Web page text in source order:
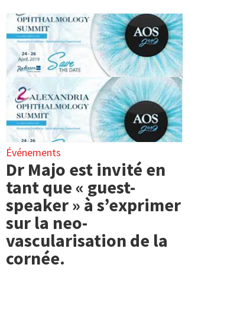
Événements
Dr Majo est invité en
tant que « guest-
speaker » à s’exprimer
sur la neo-
vascularisation de la
cornée.